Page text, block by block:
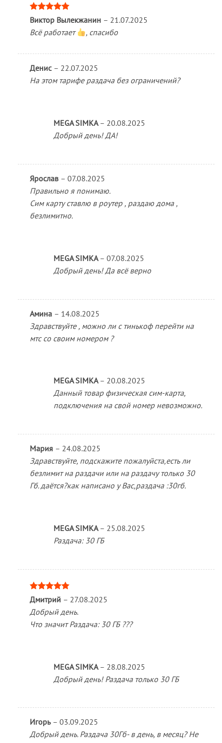
Оценка5
Виктор Вылекжанин – 21.07.2025
Всё работает
, спасибо
Денис – 22.07.2025
На этом тарифе раздача без ограничений?
MEGA SIMKA – 20.08.2025
Добрый день! ДА!
Ярослав – 07.08.2025
Правильно я понимаю.
Сим карту ставлю в роутер , раздаю дома ,
безлимитно.
MEGA SIMKA – 07.08.2025
Добрый день! Да всё верно
Амина – 14.08.2025
Здравствуйте , можно ли с тинькоф перейти на
мтс со своим номером ?
MEGA SIMKA – 20.08.2025
Данный товар физическая сим-карта,
подключения на свой номер невозможно.
Мария – 24.08.2025
Здравствуйте, подскажите пожалуйста,есть ли
безлимит на раздачи или на раздачу только 30
Гб. даётся?как написано у Вас,раздача :30гб.
MEGA SIMKA – 25.08.2025
Раздача: 30 ГБ
Оценка5
из 5
Дмитрий – 27.08.2025
Добрый день.
Что значит Раздача: 30 ГБ ???
MEGA SIMKA – 28.08.2025
Добрый день! Раздача только 30 ГБ
Игорь – 03.09.2025
Добрый день. Раздача 30Гб- в день, в месяц? Не